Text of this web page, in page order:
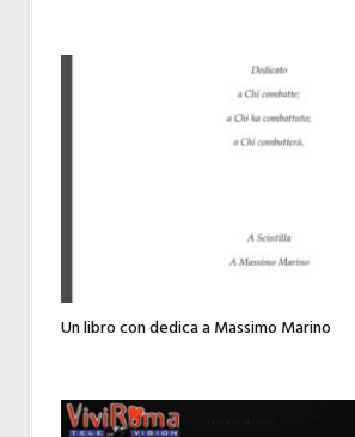
Un libro con dedica a Massimo Marino